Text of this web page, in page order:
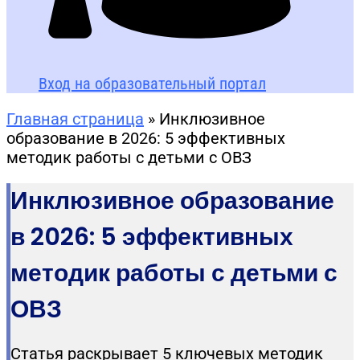
Вход на образовательный портал
Главная страница » Инклюзивное
образование в 2026: 5 эффективных
методик работы с детьми с ОВЗ
Инклюзивное образование
в 2026: 5 эффективных
методик работы с детьми с
ОВЗ
Статья раскрывает 5 ключевых методик